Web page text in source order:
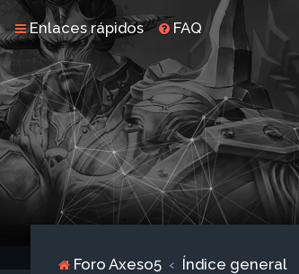
Enlaces rápidos FAQ
Foro Axeso5 Índice general